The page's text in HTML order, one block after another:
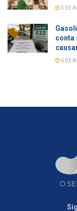
5 DE
conta
6 DE